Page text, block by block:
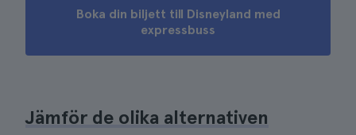
Boka din biljett till Disneyland med
expressbuss
Jämför de olika alternativen